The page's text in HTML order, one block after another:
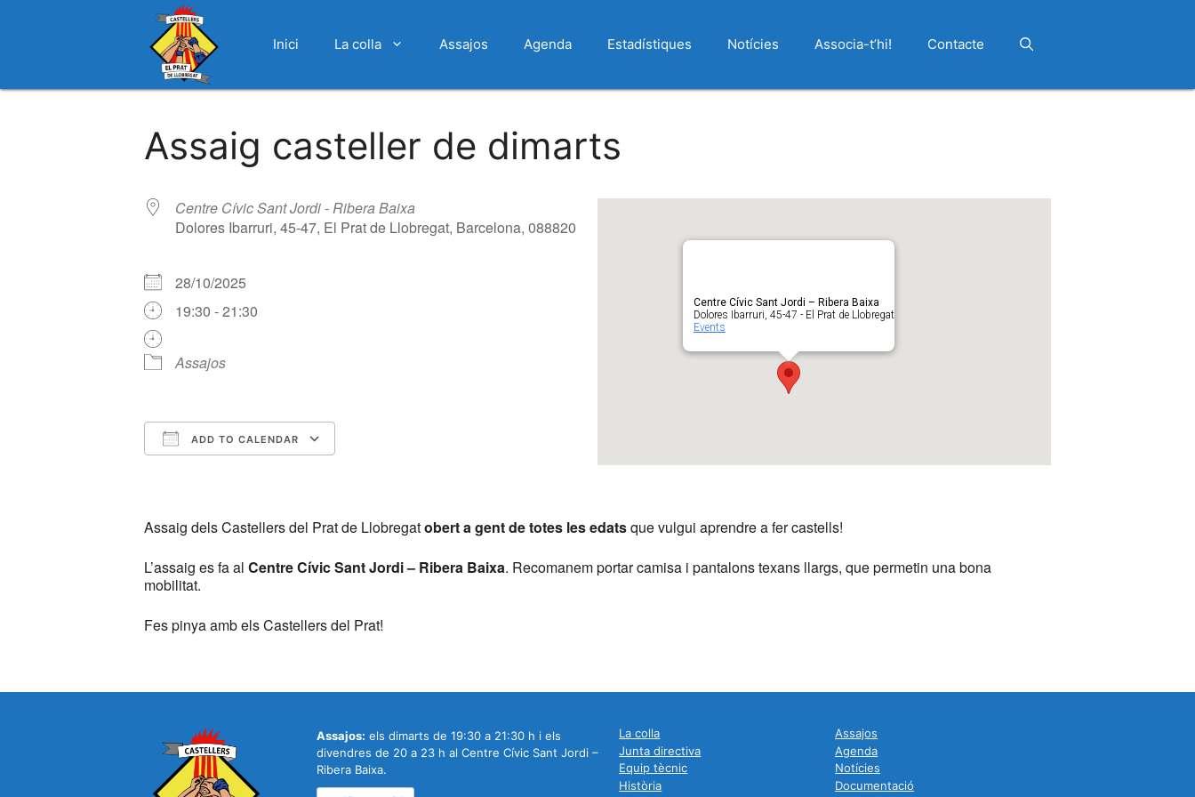
Inici La colla Assajos Agenda Estadístiques Notícies Associa-t’hi! Contacte
Assaig casteller de dimarts
Centre Cívic Sant Jordi - Ribera Baixa
Dolores Ibarruri, 45-47, El Prat de Llobregat, Barcelona, 088820
28/10/2025
19:30 - 21:30
Assajos
ADD TO CALENDAR
Office 365 Outlook Live
Centre Cívic Sant Jordi – Ribera Baixa
Dolores Ibarruri, 45-47 - El Prat de Llobregat
Events
Assaig dels Castellers del Prat de Llobregatobert a gent de totes les edatsque vulgui aprendre a fer castells!
L’assaig es fa al Centre Cívic Sant Jordi – Ribera Baixa. Recomanem portar camisa i pantalons texans llargs, que permetin una bona
mobilitat.
Fes pinya amb els Castellers del Prat!
Assajos: els dimarts de 19:30 a 21:30 h i els
divendres de 20 a 23 h al Centre Cívic Sant Jordi –
Ribera Baixa.
La colla
Junta directiva
Equip tècnic
Història
Assajos
Agenda
Notícies
Documentació